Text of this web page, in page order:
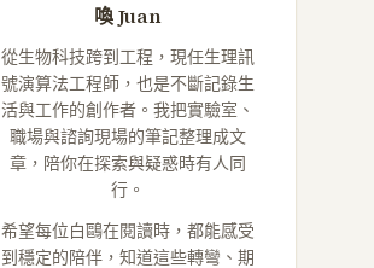
喚 Juan
從生物科技跨到工程，現任生理訊
號演算法工程師，也是不斷記錄生
活與工作的創作者。我把實驗室、
職場與諮詢現場的筆記整理成文
章，陪你在探索與疑惑時有人同
行。
希望每位白鷗在閱讀時，都能感受
到穩定的陪伴，知道這些轉彎、期